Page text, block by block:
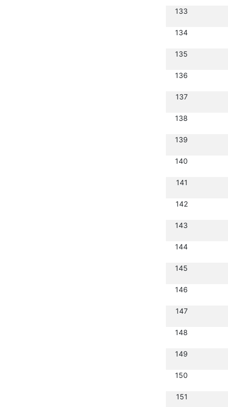
133
134
135
136
137
138
139
140
141
142
143
144
145
146
147
148
149
150
151